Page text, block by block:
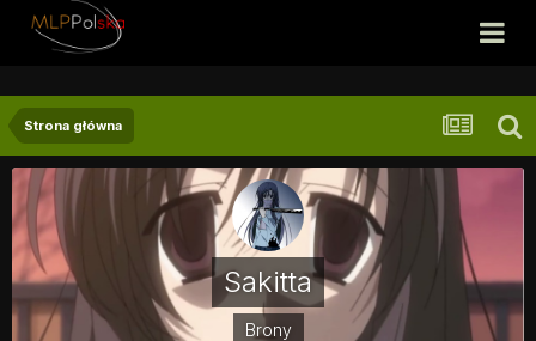
Strona główna
Sakitta
Brony